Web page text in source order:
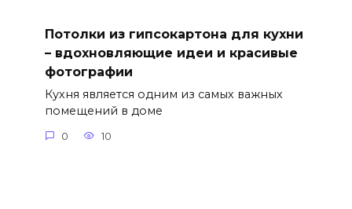
Потолки из гипсокартона для кухни
– вдохновляющие идеи и красивые
фотографии
Кухня является одним из самых важных
помещений в доме
0 10